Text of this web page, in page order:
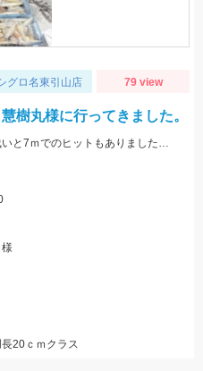
グロ名東引山店 79 view
樹丸様に行ってきました。
メインの棚は15～20ｍぐらい。一番浅いと7ｍでのヒットもありました。色々なカラーで釣れましたが、ケイムラ系が強かったです。サイズは小型中心の為、アタリが小さいので違和感→即フッキングですよ♪
20ｃｍクラス